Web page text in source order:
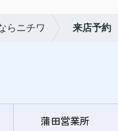
らニチワ 来店予約
蒲田営業所